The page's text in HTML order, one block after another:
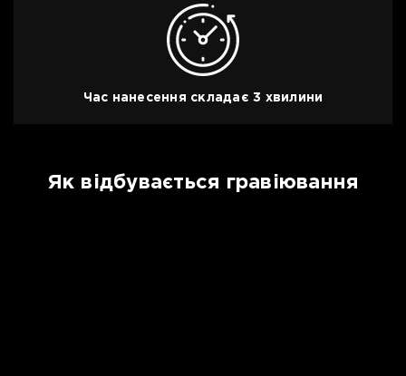
Час нанесення складає 3 хвилини
Як відбувається гравіювання